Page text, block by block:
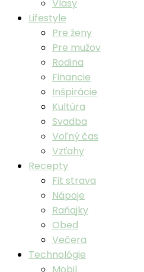
Vlasy
Lifestyle
Pre ženy
Pre mužov
Rodina
Financie
Inšpirácie
Kultúra
Svadba
Voľný čas
Vzťahy
Recepty
Fit strava
Nápoje
Raňajky
Obed
Večera
Technológie